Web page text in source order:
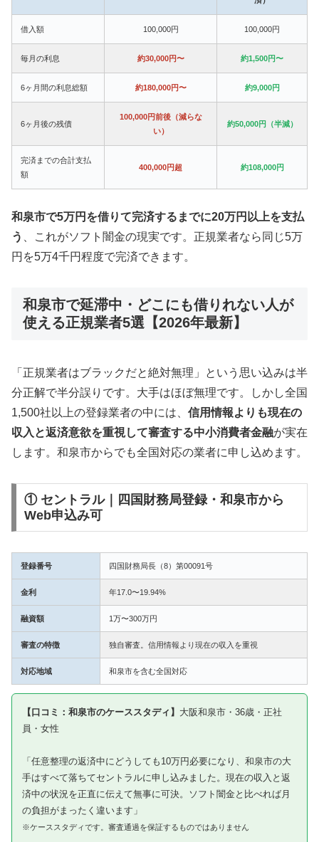
借入額 100,000円 100,000円
毎月の利息 約30,000円〜 約1,500円〜
6ヶ月間の利息総額 約180,000円〜 約9,000円
6ヶ月後の残債
100,000円前後（減らな
い）
約50,000円（半減）
完済までの合計支払
額
400,000円超 約108,000円
和泉市で5万円を借りて完済するまでに20万円以上を支払
う
、これがソフト闇金の現実です。正規業者なら同じ5万
円を5万4千円程度で完済できます。
和泉市で延滞中・どこにも借りれない人が
使える正規業者5選【2026年最新】
「正規業者はブラックだと絶対無理」という思い込みは半
分正解で半分誤りです。大手はほぼ無理です。しかし全国
1,500社以上の登録業者の中には、 信用情報よりも現在の
収入と返済意欲を重視して審査する中小消費者金融が実在
します。和泉市からでも全国対応の業者に申し込めます。
① セントラル｜四国財務局登録・和泉市から
Web申込み可
登録番号 四国財務局長（8）第00091号
金利 年17.0〜19.94%
融資額 1万〜300万円
審査の特徴 独自審査。信用情報より現在の収入を重視
対応地域 和泉市を含む全国対応
【口コミ：和泉市のケーススタディ】 大阪和泉市・36歳・正社
員・女性
「任意整理の返済中にどうしても10万円必要になり、和泉市の大
手はすべて落ちてセントラルに申し込みました。現在の収入と返
済中の状況を正直に伝えて無事に可決。ソフト闇金と比べれば月
の負担がまったく違います」
※ケーススタディです。審査通過を保証するものではありません